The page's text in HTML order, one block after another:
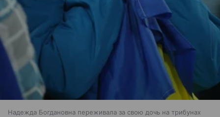
Надежда Богдановна переживала за свою дочь на трибунах